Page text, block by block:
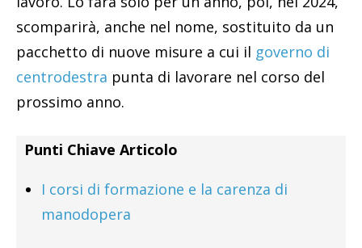
scomparirà, anche nel nome, sostituito da un
pacchetto di nuove misure a cui il governo di
centrodestra punta di lavorare nel corso del
prossimo anno.
Punti Chiave Articolo
I corsi di formazione e la carenza di
manodopera